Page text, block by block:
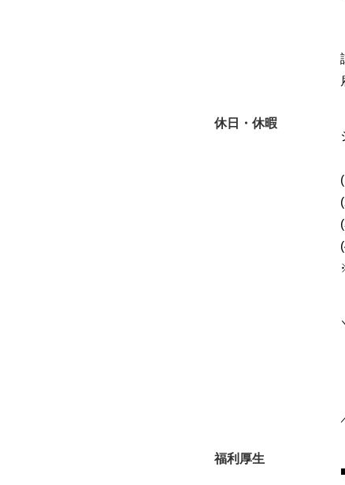
休日・休暇
福利厚生